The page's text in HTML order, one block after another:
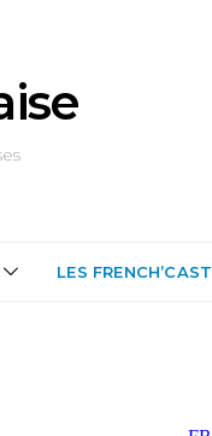
LES FRENCH’CAST